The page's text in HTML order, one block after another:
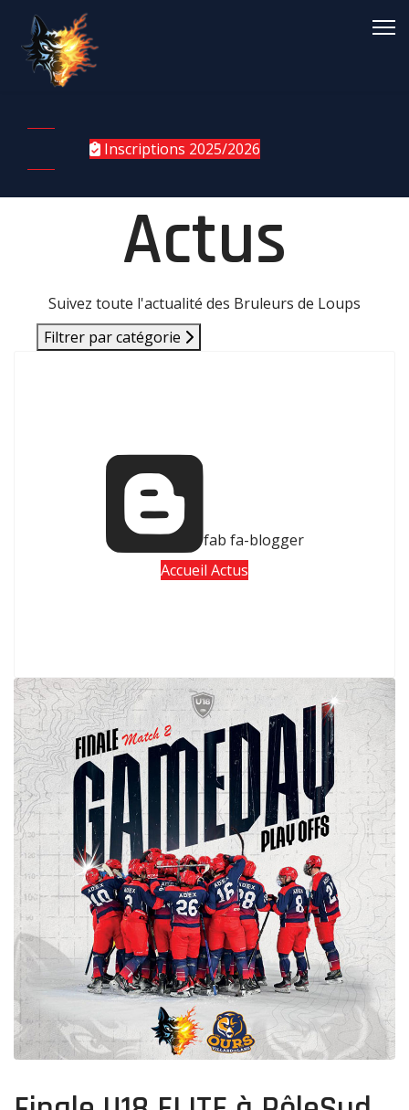
Inscriptions 2025/2026
Actus
Suivez toute l'actualité des Bruleurs de Loups
Filtrer par catégorie
fab fa-blogger
Accueil Actus